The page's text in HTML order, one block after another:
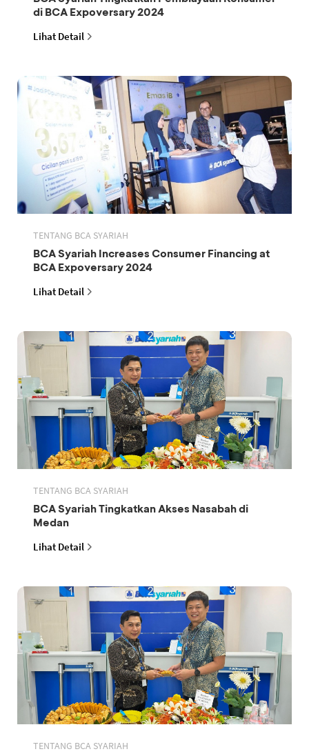
di BCA Expoversary 2024
Lihat Detail
TENTANG BCA SYARIAH
BCA Syariah Increases Consumer Financing at
BCA Expoversary 2024
Lihat Detail
TENTANG BCA SYARIAH
BCA Syariah Tingkatkan Akses Nasabah di
Medan
Lihat Detail
TENTANG BCA SYARIAH